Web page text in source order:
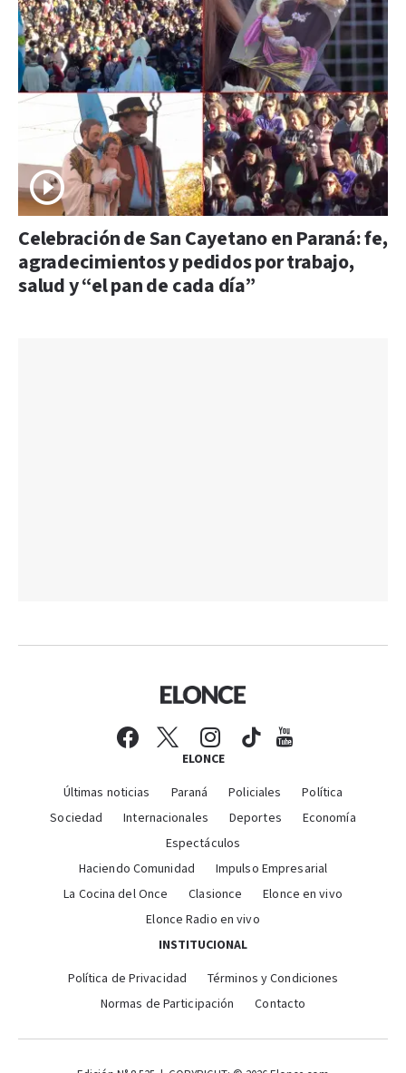
Celebración de San Cayetano en Paraná: fe,
agradecimientos y pedidos por trabajo,
salud y “el pan de cada día”
ELONCE
Últimas noticias Paraná Policiales
Política
Sociedad
Internacionales Deportes
Economía
Espectáculos
Haciendo Comunidad
Impulso Empresarial
La Cocina del Once
Clasionce
Elonce en vivo
Elonce Radio en vivo
INSTITUCIONAL
Política de Privacidad
Términos y Condiciones
Normas de Participación
Contacto